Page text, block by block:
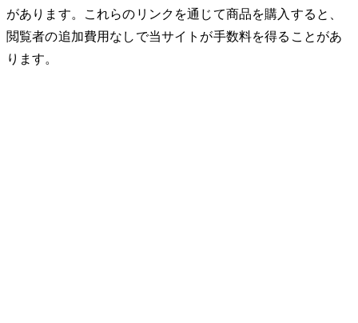
があります。これらのリンクを通じて商品を購入すると、
閲覧者の追加費用なしで当サイトが手数料を得ることがあ
ります。